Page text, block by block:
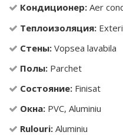
Кондиционер: Aer
Теплоизоляция:
Стены: Vopsea lavabila
Полы: Parchet
Состояние: Finisat
Окна: PVC, Aluminiu
Rulouri: Aluminiu